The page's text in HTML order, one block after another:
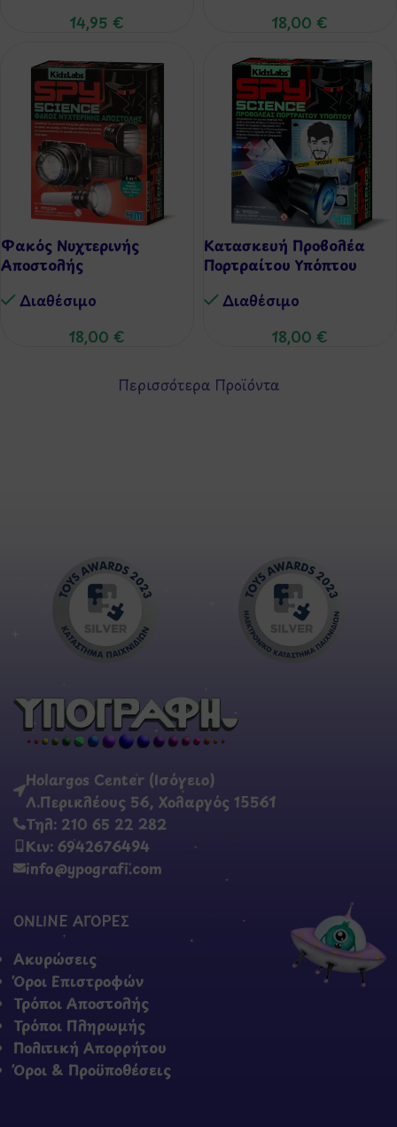
14,95 € 18,00 €
Φακός Νυχτερινής
Αποστολής
Διαθέσιμo
18,00 €
Κατασκευή Προβολέα
Πορτραίτου Υπόπτου
Διαθέσιμo
18,00 €
Περισσότερα Προϊόντα
Holargos Center (Ισόγειο)
Λ.Περικλέους 56, Χολαργός 15561
Τηλ: 210 65 22 282
Κιν: 6942676494
info@ypografi.com
ONLINE ΑΓΟΡΕΣ
Ακυρώσεις
Όροι Επιστροφών
Τρόποι Αποστολής
Τρόποι Πληρωμής
Πολιτική Απορρήτου
Όροι & Προϋποθέσεις